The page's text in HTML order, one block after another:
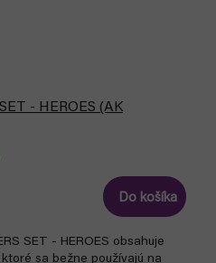
- HEROES (AK
Do košíka
SET - HEROES obsahuje
sa bežne používajú na